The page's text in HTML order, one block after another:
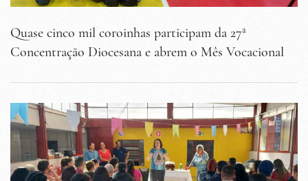
Quase cinco mil coroinhas participam da 27ª
Concentração Diocesana e abrem o Mês Vocacional